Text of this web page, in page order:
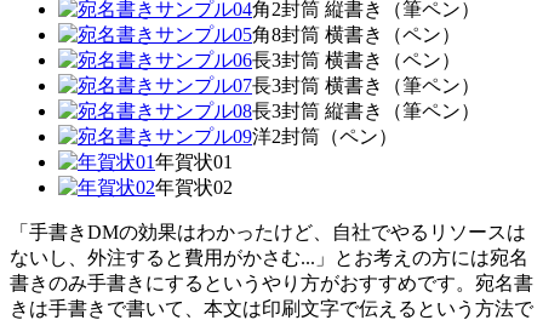
角2封筒 縦書き（筆ペン）
角8封筒 横書き（ペン）
長3封筒 横書き（ペン）
長3封筒 横書き（筆ペン）
長3封筒 縦書き（筆ペン）
洋2封筒（ペン）
年賀状01
年賀状02
「手書きDMの効果はわかったけど、自社でやるリソースは
ないし、外注すると費用がかさむ...」とお考えの方には宛名
書きのみ手書きにするというやり方がおすすめです。宛名書
きは手書きで書いて、本文は印刷文字で伝えるという方法で